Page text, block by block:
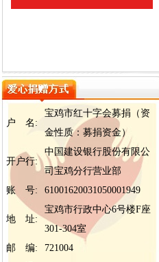
户 名:
宝鸡市红十字会募捐（资
金性质：募捐资金）
开户行:
中国建设银行股份有限公
司宝鸡分行营业部
账 号:
61001620031050001949
地 址:
宝鸡市行政中心6号楼F座
301-304室
邮 编:
721004